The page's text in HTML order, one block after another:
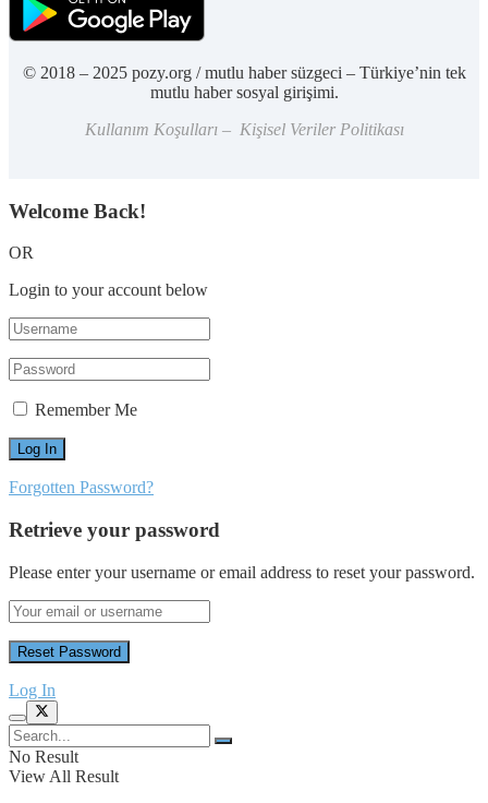
© 2018 – 2025 pozy.org / mutlu haber süzgeci – Türkiye’nin tek
mutlu haber sosyal girişimi.
Kullanım Koşulları – Kişisel Veriler Politikası
Welcome Back!
OR
Login to your account below
Remember Me
Forgotten Password?
Retrieve your password
Please enter your username or email address to reset your password.
Log In
No Result
View All Result